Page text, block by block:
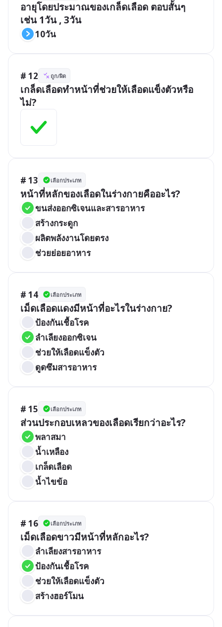
อายุโดยประมาณของเกล็ดเลือด ตอบสั้นๆ
เช่น 1วัน , 3วัน
10วัน
# 12 ถูก/ผิด
เกล็ดเลือดทำหน้าที่ช่วยให้เลือดแข็งตัวหรือ
ไม่?
# 13 เลือกประเภท
หน้าที่หลักของเลือดในร่างกายคืออะไร?
ขนส่งออกซิเจนและสารอาหาร
สร้างกระดูก
ผลิตพลังงานโดยตรง
ช่วยย่อยอาหาร
# 14 เลือกประเภท
เม็ดเลือดแดงมีหน้าที่อะไรในร่างกาย?
ป้องกันเชื้อโรค
ลำเลียงออกซิเจน
ช่วยให้เลือดแข็งตัว
ดูดซึมสารอาหาร
# 15 เลือกประเภท
ส่วนประกอบเหลวของเลือดเรียกว่าอะไร?
พลาสมา
น้ำเหลือง
เกล็ดเลือด
น้ำไขข้อ
# 16 เลือกประเภท
เม็ดเลือดขาวมีหน้าที่หลักอะไร?
ลำเลียงสารอาหาร
ป้องกันเชื้อโรค
ช่วยให้เลือดแข็งตัว
สร้างฮอร์โมน